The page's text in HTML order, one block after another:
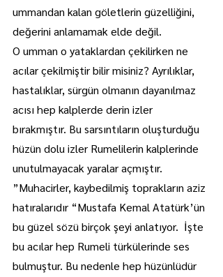
ummandan kalan göletlerin güzelliğini,
değerini anlamamak elde değil.
O umman o yataklardan çekilirken ne
acılar çekilmiştir bilir misiniz? Ayrılıklar,
hastalıklar, sürgün olmanın dayanılmaz
acısı hep kalplerde derin izler
bırakmıştır. Bu sarsıntıların oluşturduğu
hüzün dolu izler Rumelilerin kalplerinde
unutulmayacak yaralar açmıştır.
”Muhacirler, kaybedilmiş toprakların aziz
hatıralarıdır “Mustafa Kemal Atatürk’ün
bu güzel sözü birçok şeyi anlatıyor. İşte
bu acılar hep Rumeli türkülerinde ses
bulmuştur. Bu nedenle hep hüzünlüdür